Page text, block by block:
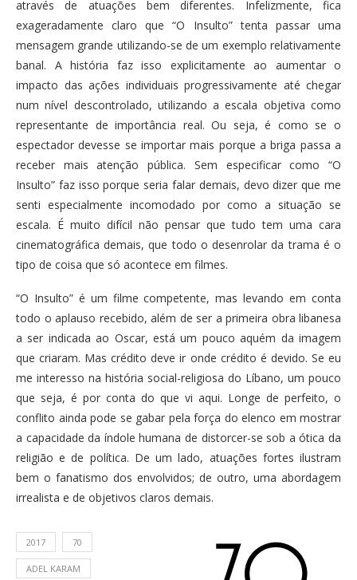
através de atuações bem diferentes. Infelizmente, fica
exageradamente claro que “O Insulto” tenta passar uma
mensagem grande utilizando-se de um exemplo relativamente
banal. A história faz isso explicitamente ao aumentar o
impacto das ações individuais progressivamente até chegar
num nível descontrolado, utilizando a escala objetiva como
representante de importância real. Ou seja, é como se o
espectador devesse se importar mais porque a briga passa a
receber mais atenção pública. Sem especificar como “O
Insulto” faz isso porque seria falar demais, devo dizer que me
senti especialmente incomodado por como a situação se
escala. É muito difícil não pensar que tudo tem uma cara
cinematográfica demais, que todo o desenrolar da trama é o
tipo de coisa que só acontece em filmes.
“O Insulto” é um filme competente, mas levando em conta
todo o aplauso recebido, além de ser a primeira obra libanesa
a ser indicada ao Oscar, está um pouco aquém da imagem
que criaram. Mas crédito deve ir onde crédito é devido. Se eu
me interesso na história social-religiosa do Líbano, um pouco
que seja, é por conta do que vi aqui. Longe de perfeito, o
conflito ainda pode se gabar pela força do elenco em mostrar
a capacidade da índole humana de distorcer-se sob a ótica da
religião e de política. De um lado, atuações fortes ilustram
bem o fanatismo dos envolvidos; de outro, uma abordagem
irrealista e de objetivos claros demais.
2017 70
ADEL KARAM